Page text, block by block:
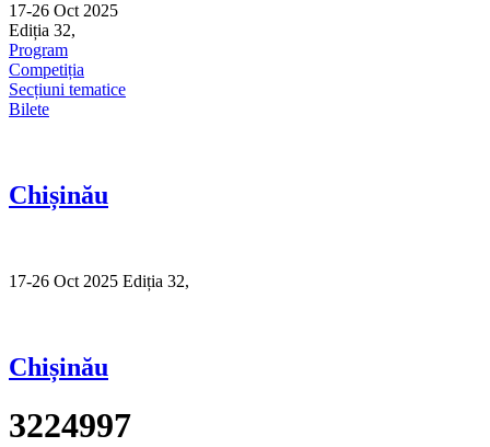
17-26 Oct 2025
Ediția 32,
Program
Competiția
Secțiuni tematice
Bilete
Chișinău
17-26 Oct 2025 Ediția 32,
Chișinău
3224997